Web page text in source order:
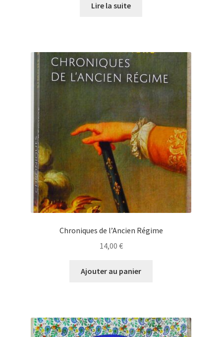
Lire la suite
Chroniques de l’Ancien Régime
14,00 €
Ajouter au panier